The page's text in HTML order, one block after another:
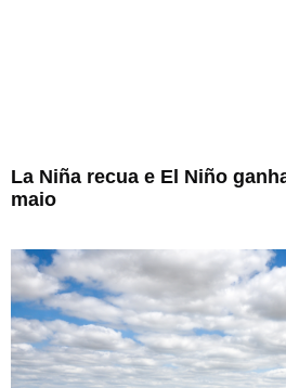
La Niña recua e El Niño
maio